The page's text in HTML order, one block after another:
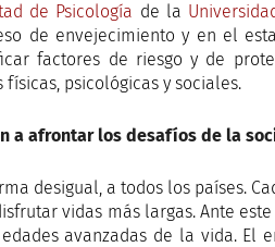
de Psicología de la
de envejecimiento y en el
factores de riesgo y de
psicológicas y sociales.
a afrontar los desafíos de la
desigual, a todos los países.
vidas más largas. Ante
avanzadas de la vida. El